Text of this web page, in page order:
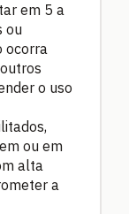
em 5 a
ou
ocorra
o uso
ou em
alta
a